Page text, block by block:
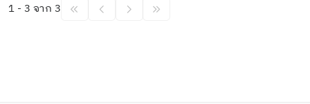
1 - 3 จาก 3